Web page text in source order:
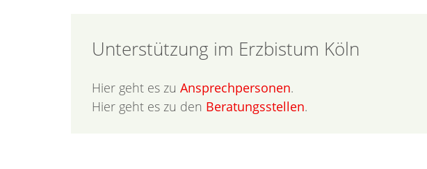
Unterstützung im Erzbistum Köln
Hier geht es zu Ansprechpersonen.
Hier geht es zu den Beratungsstellen.